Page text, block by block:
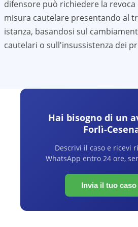
difensore può richiedere la
misura cautelare presentando al
istanza, basandosi sul
cautelari o sull'insussistenza dei
Hai bisogno di un
Forlì-
Descrivi il caso e ricevi
WhatsApp entro 24 ore,
Invia il tuo